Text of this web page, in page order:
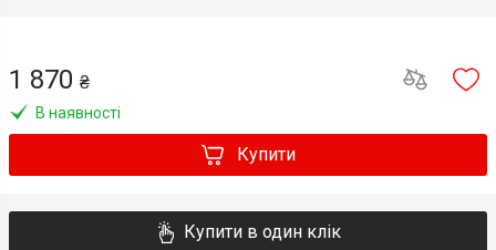
1 870 ₴
В наявності
Купити
Купити в один клік